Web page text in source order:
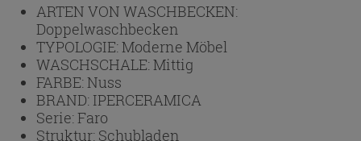
ARTEN VON WASCHBECKEN:
Doppelwaschbecken
TYPOLOGIE:Moderne Möbel
WASCHSCHALE:Mittig
FARBE:Nuss
BRAND: IPERCERAMICA
Serie:Faro
Struktur: Schubladen